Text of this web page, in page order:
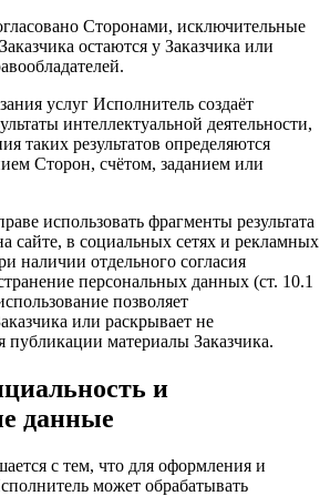
Сторонами, исключительные
остаются у Заказчика или
услуг Исполнитель создаёт
интеллектуальной деятельности,
таких результатов определяются
Сторон, счётом, заданием или
использовать фрагменты результата
сайте, в социальных сетях и рекламных
наличии отдельного согласия
персональных данных (ст. 10.1
позволяет
или раскрывает не
публикации материалы Заказчика.
и
данные
с тем, что для оформления и
может обрабатывать